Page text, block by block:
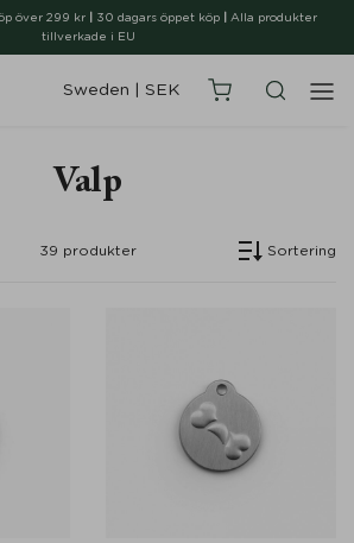
över 299 kr 30 dagars öppet köp
Alla produkter
tillverkade i EU
Sweden SEK
Valp
39 produkter Sortering